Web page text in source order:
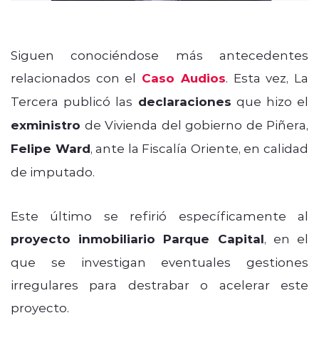
Siguen conociéndose más antecedentes
relacionados con el Caso Audios. Esta vez, La
Tercera publicó las declaraciones que hizo el
exministro de Vivienda del gobierno de Piñera,
Felipe Ward, ante la Fiscalía Oriente, en calidad
de imputado.
Este último se refirió específicamente al
proyecto inmobiliario Parque Capital, en el
que se investigan eventuales gestiones
irregulares para destrabar o acelerar este
proyecto.